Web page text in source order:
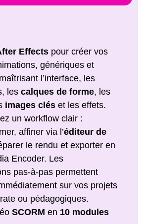
Effects pour créer vos
génériques et
l’interface, les
les calques de forme, les
images cléset les effets.
un workflow clair :
affiner via l’éditeur de
le rendu et exporter en
Encoder. Les
pas-à-pas permettent
sur vos projets
ou pédagogiques.
SCORM en 10 modules